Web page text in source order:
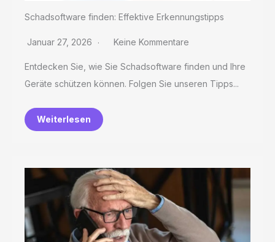
Schadsoftware finden: Effektive Erkennungstipps
Januar 27, 2026 Keine Kommentare
Entdecken Sie, wie Sie Schadsoftware finden und Ihre
Geräte schützen können. Folgen Sie unseren Tipps...
Weiterlesen